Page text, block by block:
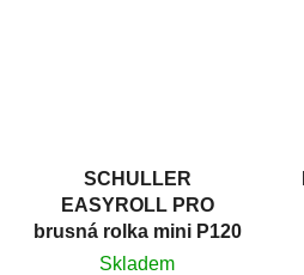
SCHULLER
EASYROLL PRO
brusná rolka mini P120
Skladem